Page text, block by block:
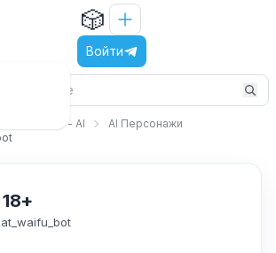
🎲
Войти
интеллект - AI
AI Персонажи